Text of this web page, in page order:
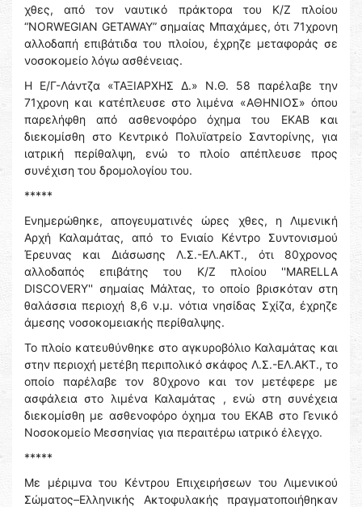
χθες, από τον ναυτικό πράκτορα του Κ/Ζ πλοίου
“NORWEGIAN GETAWAY” σημαίας Μπαχάμες, ότι 71χρονη
αλλοδαπή επιβάτιδα του πλοίου, έχρηζε μεταφοράς σε
νοσοκομείο λόγω ασθένειας.
Η Ε/Γ-Λάντζα «ΤΑΞΙΑΡΧΗΣ Δ.» Ν.Θ. 58 παρέλαβε την
71χρονη και κατέπλευσε στο λιμένα «ΑΘΗΝΙΟΣ» όπου
παρελήφθη από ασθενοφόρο όχημα του ΕΚΑΒ και
διεκομίσθη στο Κεντρικό Πολυϊατρείο Σαντορίνης, για
ιατρική περίθαλψη, ενώ το πλοίο απέπλευσε προς
συνέχιση του δρομολογίου του.
*****
Ενημερώθηκε, απογευματινές ώρες χθες, η Λιμενική
Αρχή Καλαμάτας, από το Ενιαίο Κέντρο Συντονισμού
Έρευνας και Διάσωσης Λ.Σ.-ΕΛ.ΑΚΤ., ότι 80χρονος
αλλοδαπός επιβάτης του Κ/Ζ πλοίου ''MARELLA
DISCOVERY'' σημαίας Μάλτας, το οποίο βρισκόταν στη
θαλάσσια περιοχή 8,6 ν.μ. νότια νησίδας Σχίζα, έχρηζε
άμεσης νοσοκομειακής περίθαλψης.
Το πλοίο κατευθύνθηκε στο αγκυροβόλιο Καλαμάτας και
στην περιοχή μετέβη περιπολικό σκάφος Λ.Σ.-ΕΛ.ΑΚΤ., το
οποίο παρέλαβε τον 80χρονο και τον μετέφερε με
ασφάλεια στο λιμένα Καλαμάτας , ενώ στη συνέχεια
διεκομίσθη με ασθενοφόρο όχημα του ΕΚΑΒ στο Γενικό
Νοσοκομείο Μεσσηνίας για περαιτέρω ιατρικό έλεγχο.
*****
Με μέριμνα του Κέντρου Επιχειρήσεων του Λιμενικού
Σώματος–Ελληνικής Ακτοφυλακής πραγματοποιήθηκαν